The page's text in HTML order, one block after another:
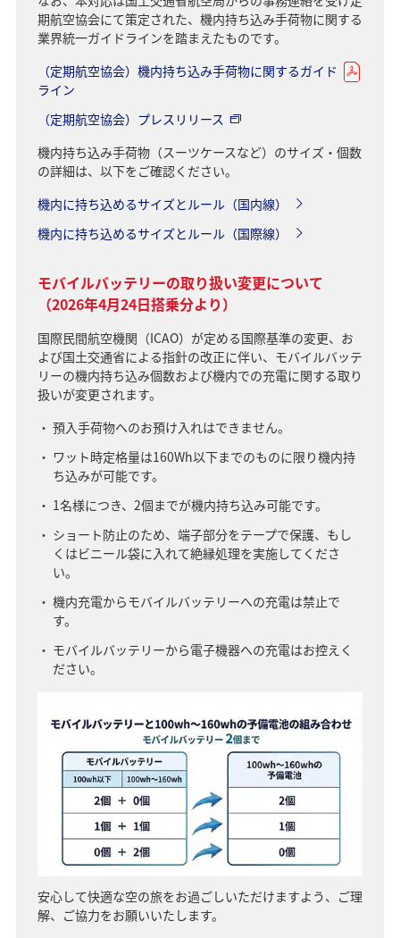
期航空協会にて策定された、機内持ち込み手荷物に関する
業界統一ガイドラインを踏まえたものです。
（定期航空協会）機内持ち込み手荷物に関するガイド
ライン
（定期航空協会）プレスリリース
機内持ち込み手荷物（スーツケースなど）のサイズ・個数
の詳細は、以下をご確認ください。
機内に持ち込めるサイズとルール（国内線）
機内に持ち込めるサイズとルール（国際線）
モバイルバッテリーの取り扱い変更について
（2026年4月24日搭乗分より）
国際民間航空機関（ICAO）が定める国際基準の変更、お
よび国土交通省による指針の改正に伴い、モバイルバッテ
リーの機内持ち込み個数および機内での充電に関する取り
扱いが変更されます。
預入手荷物へのお預け入れはできません。
ワット時定格量は160Wh以下までのものに限り機内持
ち込みが可能です。
1名様につき、2個までが機内持ち込み可能です。
ショート防止のため、端子部分をテープで保護、もし
くはビニール袋に入れて絶縁処理を実施してくださ
い。
機内充電からモバイルバッテリーへの充電は禁止で
す。
モバイルバッテリーから電子機器への充電はお控えく
ださい。
安心して快適な空の旅をお過ごしいただけますよう、ご理
解、ご協力をお願いいたします。